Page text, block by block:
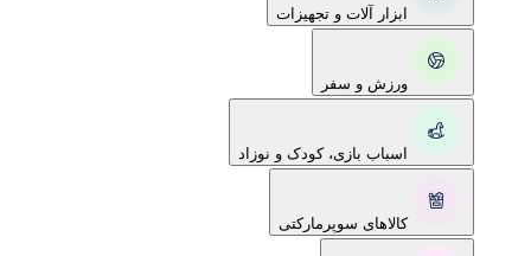
ابزار آلات و تجهیزات
ورزش و سفر
اسباب بازی، کودک و نوزاد
کالاهای سوپرمارکتی